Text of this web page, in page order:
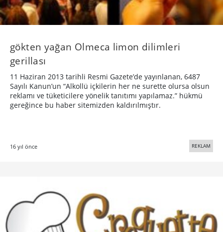
gökten yağan Olmeca limon dilimleri
gerillası
11 Haziran 2013 tarihli Resmi Gazete’de yayınlanan, 6487
Sayılı Kanun’un “Alkollü içkilerin her ne surette olursa olsun
reklamı ve tüketicilere yönelik tanıtımı yapılamaz.” hükmü
gereğince bu haber sitemizden kaldırılmıştır.
16 yıl önce REKLAM